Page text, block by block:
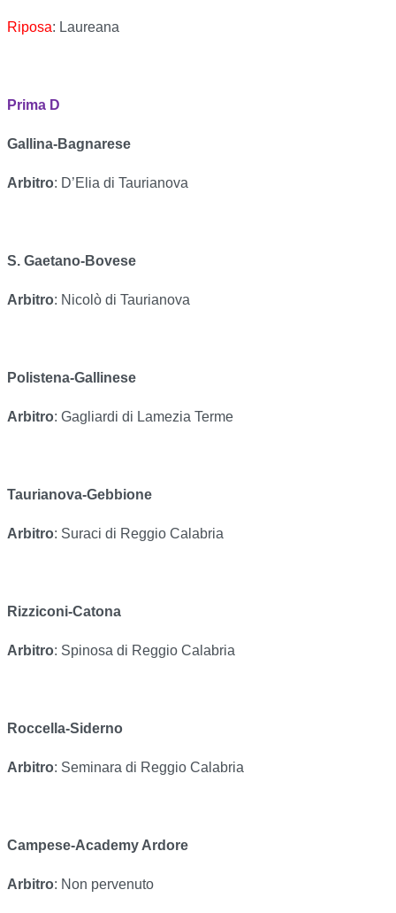
Riposa: Laureana
Prima D
Gallina-Bagnarese
Arbitro: D’Elia di Taurianova
S. Gaetano-Bovese
Arbitro: Nicolò di Taurianova
Polistena-Gallinese
Arbitro: Gagliardi di Lamezia Terme
Taurianova-Gebbione
Arbitro: Suraci di Reggio Calabria
Rizziconi-Catona
Arbitro: Spinosa di Reggio Calabria
Roccella-Siderno
Arbitro: Seminara di Reggio Calabria
Campese-Academy Ardore
Arbitro: Non pervenuto